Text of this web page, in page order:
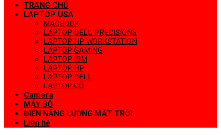
TRANG CHỦ
LAPTOP USA
MACBOOK
LAPTOP DELL PRECISIONS
LAPTOP HP WORKSTATION
LAPTOP GAMING
LAPTOP IBM
LAPTOP HP
LAPTOP DELL
LAPTOP CŨ
Camera
MÁY BỘ
ĐIỆN NĂNG LƯỢNG MẶT TRỜI
Liên hệ